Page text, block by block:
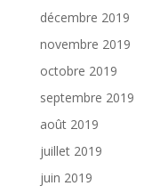
décembre 2019
novembre 2019
octobre 2019
septembre 2019
août 2019
juillet 2019
juin 2019